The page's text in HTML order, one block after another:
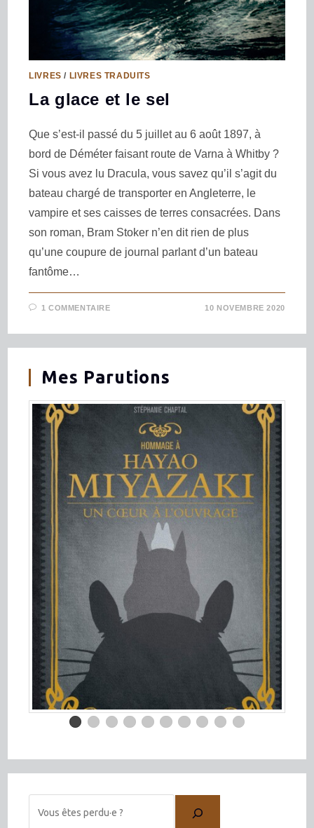
LIVRES / LIVRES TRADUITS
La glace et le sel
Que s’est-il passé du 5 juillet au 6 août 1897, à
bord de Déméter faisant route de Varna à Whitby ?
Si vous avez lu Dracula, vous savez qu’il s’agit du
bateau chargé de transporter en Angleterre, le
vampire et ses caisses de terres consacrées. Dans
son roman, Bram Stoker n’en dit rien de plus
qu’une coupure de journal parlant d’un bateau
fantôme…
1 COMMENTAIRE 10 NOVEMBRE 2020
Mes Parutions